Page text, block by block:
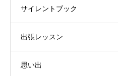
サイレントブック
出張レッスン
思い出